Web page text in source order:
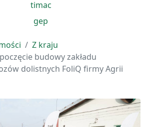
Z kraju
budowy zakładu
dolistnych FoliQ firmy Agrii